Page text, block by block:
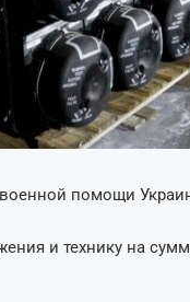
помощи
и технику на